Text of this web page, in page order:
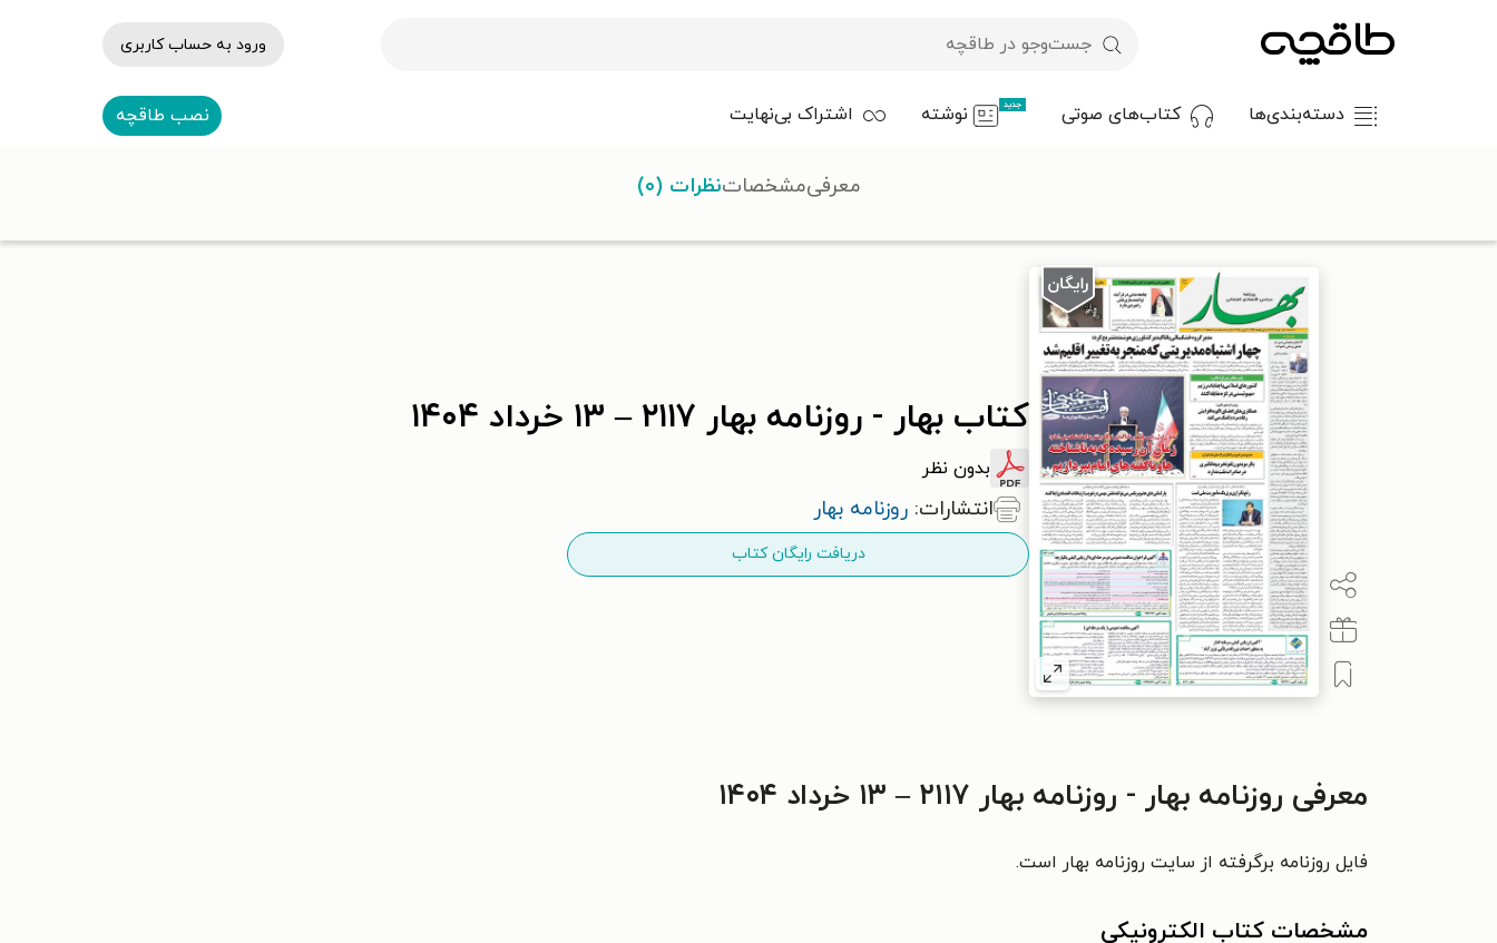
ورود به حساب کاربری
دسته‌بندی‌ها کتاب‌های صوتی جدید نوشته اشتراک بی‌نهایت نصب طاقچه
کتاب بهار - روزنامه بهار ۲۱۱۷ – ۱۳ خرداد ۱۴۰۴
بدون نظر
انتشارات: روزنامه بهار
دریافت رایگان کتاب
معرفیمشخصاتنظرات (۰)
معرفی روزنامه بهار - روزنامه بهار ۲۱۱۷ – ۱۳ خرداد ۱۴۰۴
فایل روزنامه برگرفته از سایت روزنامه بهار است.
مشخصات کتاب الکترونیکی